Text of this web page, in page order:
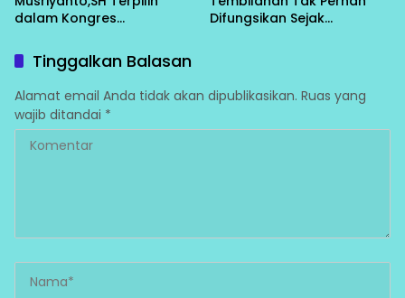
dalam Kongres
Indonesia ke 1 yang
diadakan di Sekretariat F-
SEDAR Bekasi
Difungsikan Sejak
Tinggalkan Balasan
Alamat email Anda tidak akan dipublikasikan. Ruas yang
wajib ditandai *